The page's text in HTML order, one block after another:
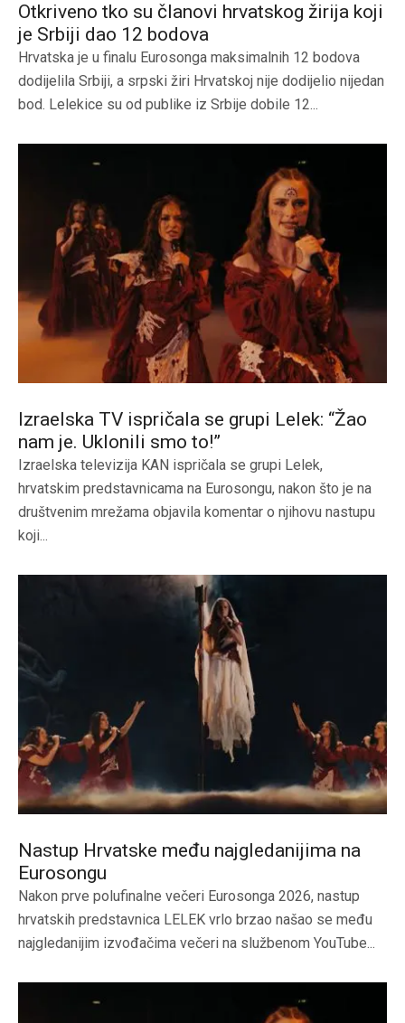
Otkriveno tko su članovi hrvatskog žirija koji
je Srbiji dao 12 bodova
Hrvatska je u finalu Eurosonga maksimalnih 12 bodova
dodijelila Srbiji, a srpski žiri Hrvatskoj nije dodijelio nijedan
bod. Lelekice su od publike iz Srbije dobile 12...
Izraelska TV ispričala se grupi Lelek: “Žao
nam je. Uklonili smo to!”
Izraelska televizija KAN ispričala se grupi Lelek,
hrvatskim predstavnicama na Eurosongu, nakon što je na
društvenim mrežama objavila komentar o njihovu nastupu
koji...
Nastup Hrvatske među najgledanijima na
Eurosongu
Nakon prve polufinalne večeri Eurosonga 2026, nastup
hrvatskih predstavnica LELEK vrlo brzao našao se među
najgledanijim izvođačima večeri na službenom YouTube...